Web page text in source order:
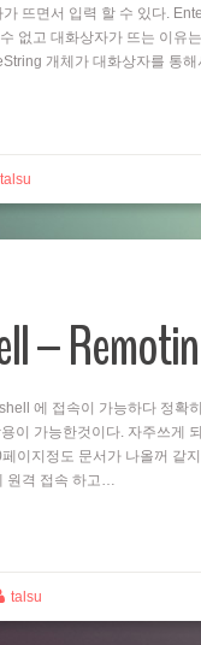
뜨면서 입력 할 수 있다.
없고 대화상자가 뜨는 이유
개체가 대화상자를 통
talsu
–
에 접속이 가능하다 정확
이 가능한것이다. 자주쓰게
이지정도 문서가 나올꺼 같
원격 접속 하고…
talsu